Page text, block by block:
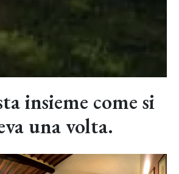
insieme come si
una volta.